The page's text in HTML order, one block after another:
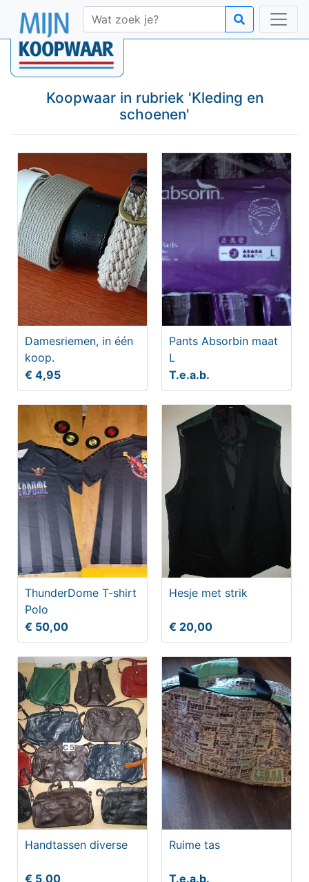
Koopwaar in rubriek 'Kleding en
schoenen'
Damesriemen, in één
koop.
€ 4,95
Pants Absorbin maat
L
T.e.a.b.
ThunderDome T-shirt
Polo
€ 50,00
Hesje met strik
€ 20,00
Handtassen diverse
€ 5,00
Ruime tas
T.e.a.b.